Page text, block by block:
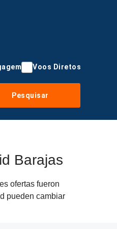
Voos Diretos
Pesquisar
Barajas
ofertas fueron
pueden cambiar